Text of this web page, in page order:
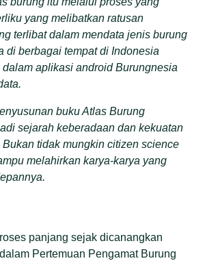
yang melibatkan ratusan
terlibat dalam mendata jenis burung
di berbagai tempat di Indonesia
aplikasi android Burungnesia
buku Atlas Burung
sejarah keberadaan dan kekuatan
tidak mungkin citizen science
melahirkan karya-karya yang
panjang sejak dicanangkan
Pertemuan Pengamat Burung